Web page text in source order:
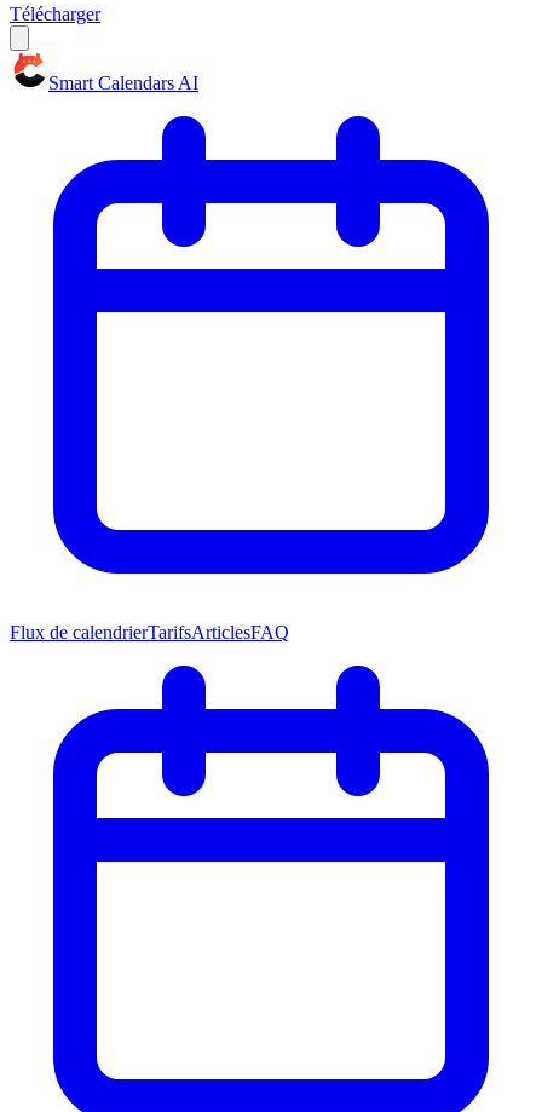
Télécharger
Smart Calendars AI
Flux de calendrierTarifsArticlesFAQ